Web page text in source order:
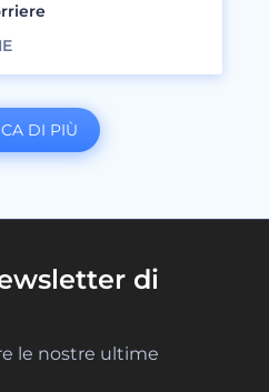
DI PIÙ
di
le nostre ultime